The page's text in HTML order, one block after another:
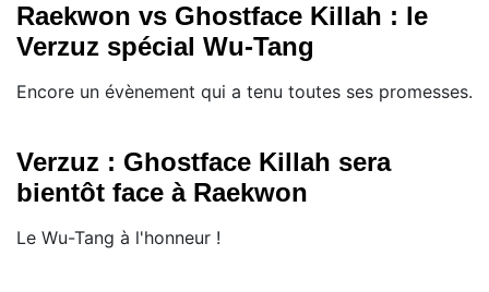
Raekwon vs Ghostface Killah : le
Verzuz spécial Wu-Tang
Encore un évènement qui a tenu toutes ses promesses.
Verzuz : Ghostface Killah sera
bientôt face à Raekwon
Le Wu-Tang à l'honneur !